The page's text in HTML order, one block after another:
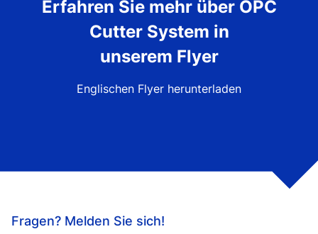
Erfahren Sie mehr über OPC
Cutter System in
unserem Flyer
Englischen Flyer herunterladen
Fragen? Melden Sie sich!